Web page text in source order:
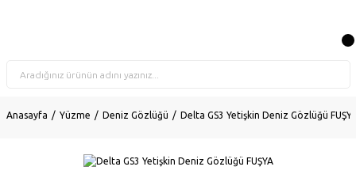
Anasayfa Yüzme Deniz Gözlüğü Delta GS3 Yetişkin Deniz Gözlüğü